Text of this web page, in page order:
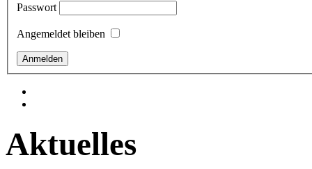
Passwort
Angemeldet bleiben
Aktuelles